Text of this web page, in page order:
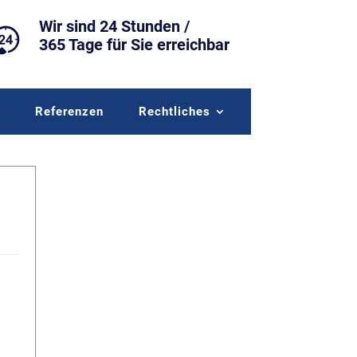
Wir sind 24 Stunden /
365 Tage für Sie erreichbar
Referenzen Rechtliches